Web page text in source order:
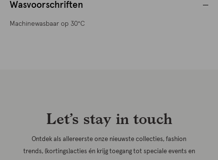
Wasvoorschriften
Machinewasbaar op 30°C
Let’s stay in touch
Ontdek als allereerste onze nieuwste collecties, fashion
trends, (kortings)acties én krijg toegang tot speciale events en